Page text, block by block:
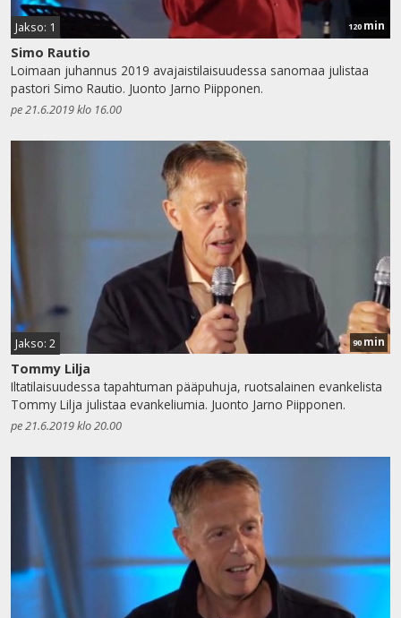
Jakso: 1 120 min
Simo Rautio
Loimaan juhannus 2019 avajaistilaisuudessa sanomaa julistaa
pastori Simo Rautio. Juonto Jarno Piipponen.
pe 21.6.2019 klo 16.00
Jakso: 2 90 min
Tommy Lilja
Iltatilaisuudessa tapahtuman pääpuhuja, ruotsalainen evankelista
Tommy Lilja julistaa evankeliumia. Juonto Jarno Piipponen.
pe 21.6.2019 klo 20.00